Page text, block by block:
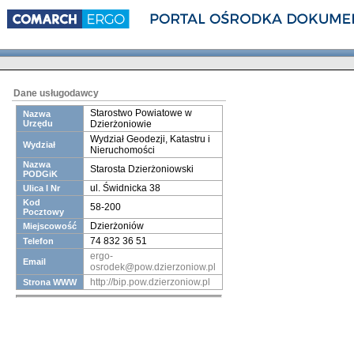
Dane usługodawcy
Nazwa
Urzędu
Starostwo Powiatowe w
Dzierżoniowie
Wydział
Wydział Geodezji, Katastru i
Nieruchomości
Nazwa
PODGiK
Starosta Dzierżoniowski
Ulica I Nr ul. Świdnicka 38
Kod
Pocztowy
58-200
Miejscowość Dzierżoniów
Telefon 74 832 36 51
Email
ergo-
osrodek@pow.dzierzoniow.pl
Strona WWW http://bip.pow.dzierzoniow.pl